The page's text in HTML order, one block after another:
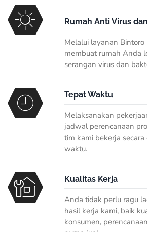
Rumah Anti Virus
Melalui layanan
membuat rumah Anda
serangan virus dan
Tepat Waktu
Melaksanakan
jadwal perencanaan
tim kami bekerja
waktu.
Kualitas Kerja
Anda tidak perlu ragu
hasil kerja kami, baik
konsumen,